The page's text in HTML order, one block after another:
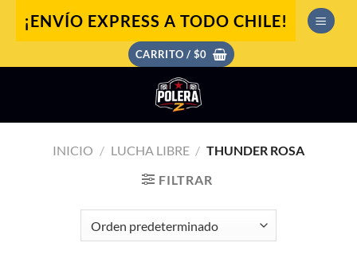
¡ENVÍO EXPRESS A TODO CHILE!
CARRITO / $0
INICIO / LUCHA LIBRE / THUNDER ROSA
FILTRAR